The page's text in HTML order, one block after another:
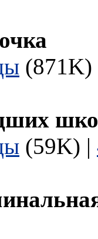
(59K) |